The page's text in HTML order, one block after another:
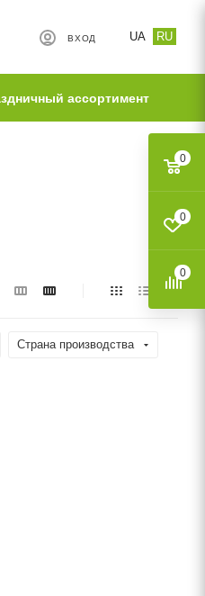
UA RU
ВХОД
ассортимент
Страна производства
0
0
0